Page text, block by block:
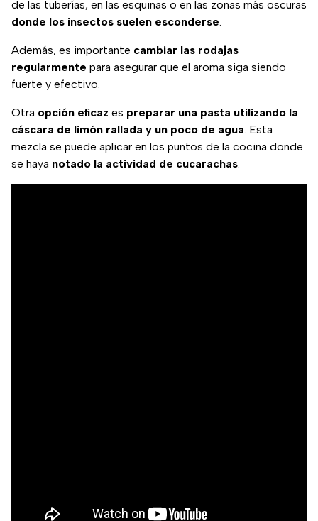
de las tuberías, en las esquinas o en las zonas más oscuras
donde los insectos suelen esconderse.
Además, es importante cambiar las rodajas
regularmente para asegurar que el aroma siga siendo
fuerte y efectivo.
Otra opción eficaz es preparar una pasta utilizando la
cáscara de limón rallada y un poco de agua. Esta
mezcla se puede aplicar en los puntos de la cocina donde
se haya notado la actividad de cucarachas.